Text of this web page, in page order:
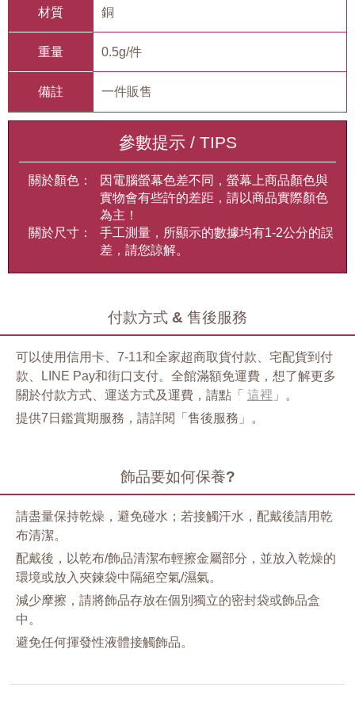
材質 銅
重量 0.5g/件
備註 一件販售
參數提示 / TIPS
關於顏色：
因電腦螢幕色差不同，螢幕上商品顏色與
實物會有些許的差距，請以商品實際顏色
為主！
關於尺寸：
手工測量，所顯示的數據均有1-2公分的誤
差，請您諒解。
付款方式 & 售後服務
可以使用信用卡、7-11和全家超商取貨付款、宅配貨到付
款、LINE Pay和街口支付。全館滿額免運費，想了解更多
關於付款方式、運送方式及運費，請點「 這裡 」。
提供7日鑑賞期服務，請詳閱「售後服務」。
飾品要如何保養?
請盡量保持乾燥，避免碰水；若接觸汗水，配戴後請用乾
布清潔。
配戴後，以乾布/飾品清潔布輕擦金屬部分，並放入乾燥的
環境或放入夾鍊袋中隔絕空氣/濕氣。
減少摩擦，請將飾品存放在個別獨立的密封袋或飾品盒
中。
避免任何揮發性液體接觸飾品。